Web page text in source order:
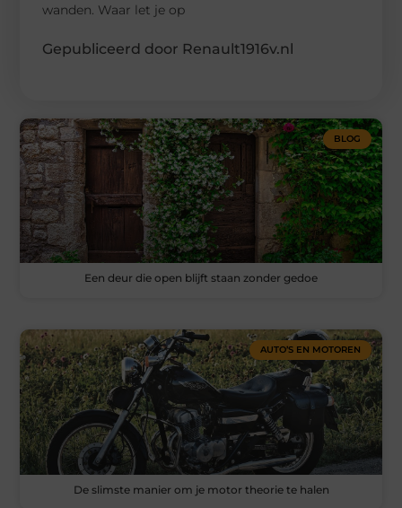
wanden. Waar let je op
Gepubliceerd door Renault1916v.nl
BLOG
Een deur die open blijft staan zonder gedoe
AUTO’S EN MOTOREN
De slimste manier om je motor theorie te halen